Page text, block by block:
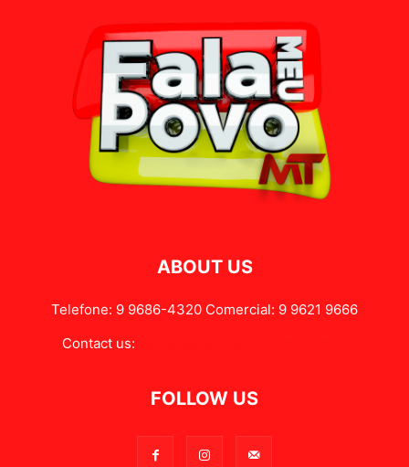
ABOUT US
Telefone: 9 9686-4320 Comercial: 9 9621 9666
Contact us:
FOLLOW US